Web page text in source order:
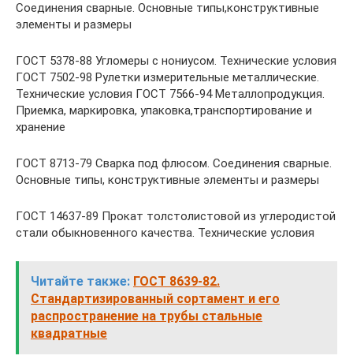
Соединения сварные. Основные типы,конструктивные
элементы и размеры
ГОСТ 5378-88 Угломеры с нониусом. Технические условия
ГОСТ 7502-98 Рулетки измерительные металлические.
Технические условия ГОСТ 7566-94 Металлопродукция.
Приемка, маркировка, упаковка,транспортирование и
хранение
ГОСТ 8713-79 Сварка под флюсом. Соединения сварные.
Основные типы, конструктивные элементы и размеры
ГОСТ 14637-89 Прокат толстолистовой из углеродистой
стали обыкновенного качества. Технические условия
Читайте также: ГОСТ 8639-82.
Стандартизированный сортамент и его
распространение на трубы стальные
квадратные